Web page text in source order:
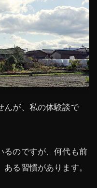
んが、私の体験談で
るのですが、何代も前
る習慣があります。